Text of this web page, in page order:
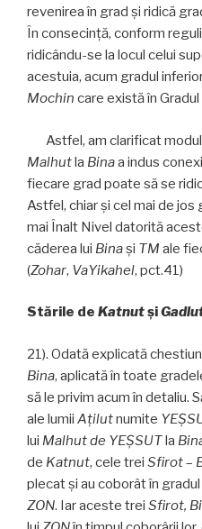
revenirea în grad şi ridică
În consecință, conform
ridicându-se la locul celui
acestuia, acum gradul
Mochin care există în Gradul
Astfel, am clarificat modul
Malhutla Binaa indus
fiecare grad poate să se
Astfel, chiar şi cel mai de jos
mai Înalt Nivel datorită
căderea lui Binaşi TM ale
(Zohar, VaYikahel, pct.41)
Stările de Katnutși
21). Odată explicată
Bina, aplicată în toate
să le privim acum în detaliu.
ale lumii Aţilutnumite
lui Malhut de YEŞSUTla
de Katnut, cele trei Sfirot–
plecat şi au coborât în
ZON. Iar aceste trei Sfirot,